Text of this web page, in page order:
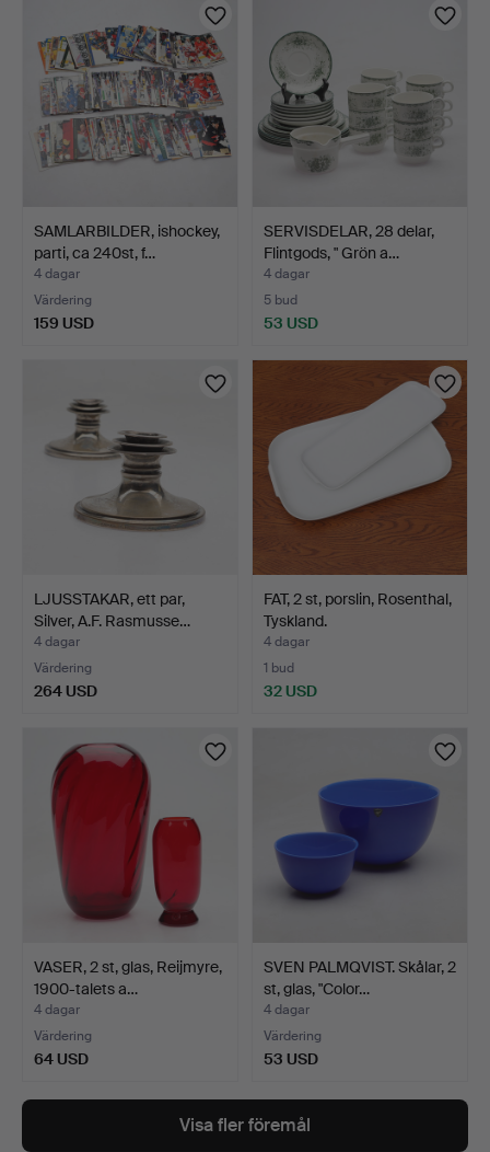
SAMLARBILDER, ishockey,
parti, ca 240st, f…
4 dagar
Värdering
159 USD
SERVISDELAR, 28 delar,
Flintgods, " Grön a…
4 dagar
5 bud
53 USD
LJUSSTAKAR, ett par,
Silver, A.F. Rasmusse…
4 dagar
Värdering
264 USD
FAT, 2 st, porslin, Rosenthal,
Tyskland.
4 dagar
1 bud
32 USD
VASER, 2 st, glas, Reijmyre,
1900-talets a…
4 dagar
Värdering
64 USD
SVEN PALMQVIST. Skålar, 2
st, glas, "Color…
4 dagar
Värdering
53 USD
Visa fler föremål